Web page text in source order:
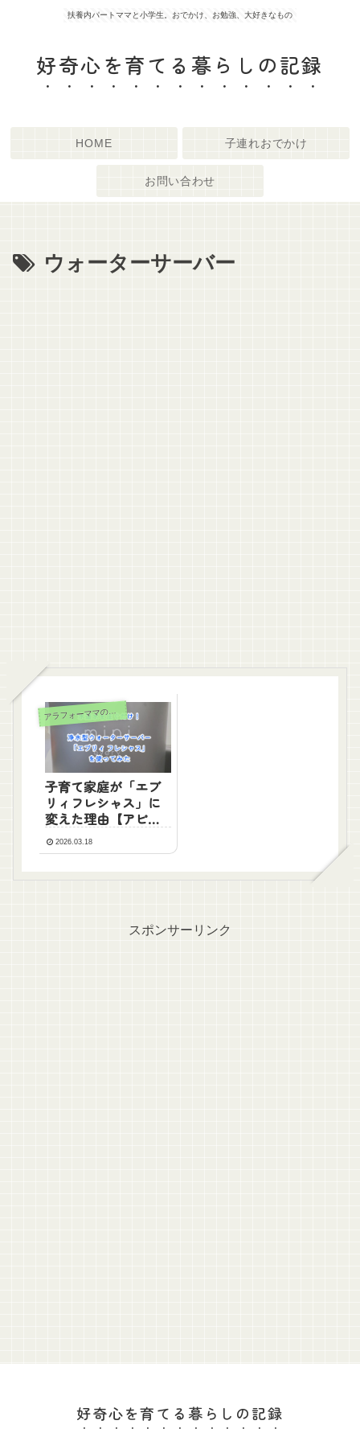
扶養内パートママと小学生。おでかけ、お勉強、大好きなもの
好奇心を育てる暮らしの記録
HOME 子連れおでかけ
お問い合わせ
ウォーターサーバー
アラフォーママの日常生活
子育て家庭が「エブ
リィフレシャス」に
変えた理由【アピュ
ア水と比較】
2026.03.18
スポンサーリンク
好奇心を育てる暮らしの記録